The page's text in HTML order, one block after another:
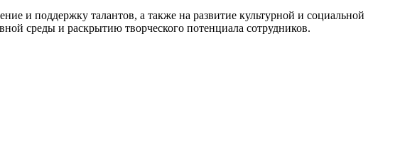
и поддержку талантов, а также на развитие культурной и социальной
среды и раскрытию творческого потенциала сотрудников.